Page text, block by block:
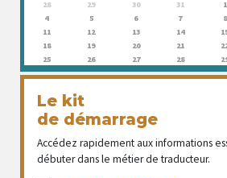
28 29 30 31 1
4
5 6 7 8
11
12 13 14
18
19 20 21
25
26 27 28
Le kit
de démarrage
Accédez rapidement aux informations
débuter dans le métier de traducteur.